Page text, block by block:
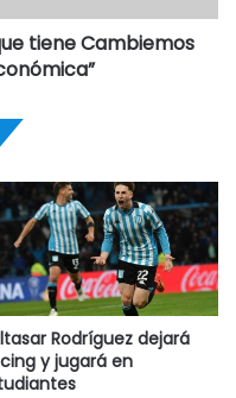
tiene Cambiemos
Rodríguez dejará
y jugará en